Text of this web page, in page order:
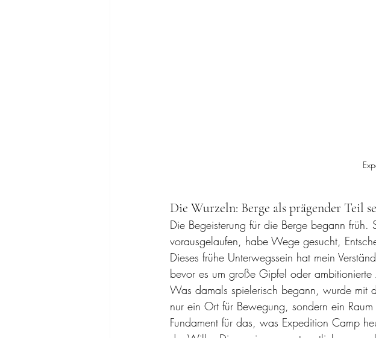
Die Wurzeln: Berge als prägender Teil
Die Begeisterung für die Berge begann
vorausgelaufen, habe Wege gesucht,
Dieses frühe Unterwegssein hat mein
bevor es um große Gipfel oder ambitionierte
Was damals spielerisch begann, wurde mit
nur ein Ort für Bewegung, sondern ein
Fundament für das, was Expedition Camp